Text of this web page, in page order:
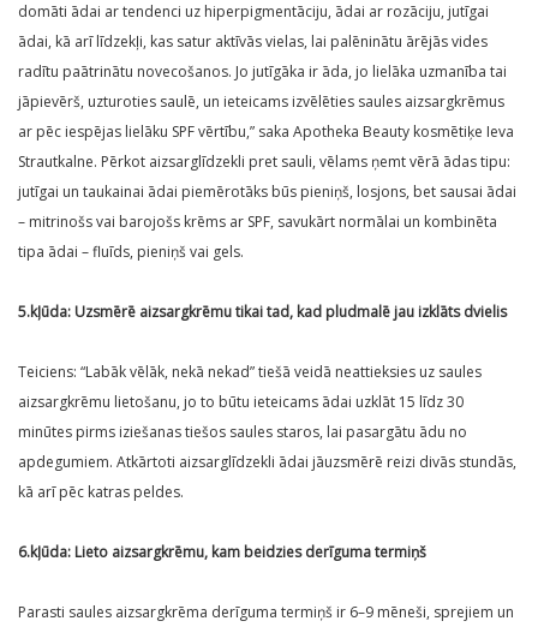
domāti ādai ar tendenci uz hiperpigmentāciju, ādai ar rozāciju, jutīgai
ādai, kā arī līdzekļi, kas satur aktīvās vielas, lai palēninātu ārējās vides
radītu paātrinātu novecošanos. Jo jutīgāka ir āda, jo lielāka uzmanība tai
jāpievērš, uzturoties saulē, un ieteicams izvēlēties saules aizsargkrēmus
ar pēc iespējas lielāku SPF vērtību,” saka Apotheka Beauty kosmētiķe Ieva
Strautkalne. Pērkot aizsarglīdzekli pret sauli, vēlams ņemt vērā ādas tipu:
jutīgai un taukainai ādai piemērotāks būs pieniņš, losjons, bet sausai ādai
– mitrinošs vai barojošs krēms ar SPF, savukārt normālai un kombinēta
tipa ādai – fluīds, pieniņš vai gels.
5.kļūda: Uzsmērē aizsargkrēmu tikai tad, kad pludmalē jau izklāts dvielis
Teiciens: “Labāk vēlāk, nekā nekad” tiešā veidā neattieksies uz saules
aizsargkrēmu lietošanu, jo to būtu ieteicams ādai uzklāt 15 līdz 30
minūtes pirms iziešanas tiešos saules staros, lai pasargātu ādu no
apdegumiem. Atkārtoti aizsarglīdzekli ādai jāuzsmērē reizi divās stundās,
kā arī pēc katras peldes.
6.kļūda: Lieto aizsargkrēmu, kam beidzies derīguma termiņš
Parasti saules aizsargkrēma derīguma termiņš ir 6–9 mēneši, sprejiem un